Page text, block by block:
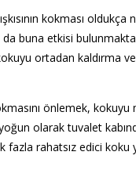
kokması
buna etkisi
ortadan kaldırma
önlemek,
olarak tuvalet
fazla rahatsız edici